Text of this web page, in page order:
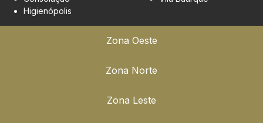
Zona Oeste
Zona Norte
Zona Leste
Higienópolis